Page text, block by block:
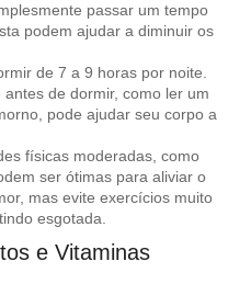
passar um tempo
podem ajudar a diminuir os
de 7 a 9 horas por noite.
de dormir, como ler um
pode ajudar seu corpo a
físicas moderadas, como
ser ótimas para aliviar o
mas evite exercícios muito
esgotada.
e Vitaminas